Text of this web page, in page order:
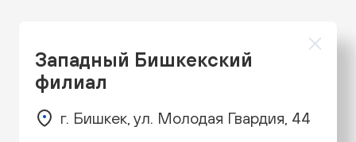
Западный Бишкекский
филиал
г. Бишкек, ул. Молодая Гвардия, 44